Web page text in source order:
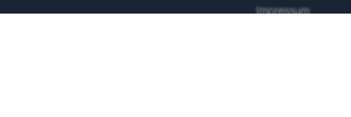
Impressum